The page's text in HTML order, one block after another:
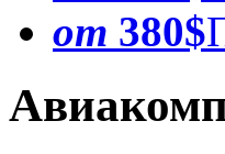
от 380$